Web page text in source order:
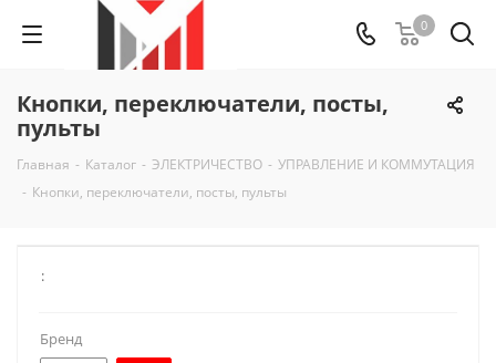
0
Кнопки, переключатели, посты,
пульты
Главная - Каталог - ЭЛЕКТРИЧЕСТВО - УПРАВЛЕНИЕ И КОММУТАЦИЯ
- Кнопки, переключатели, посты, пульты
:
Бренд